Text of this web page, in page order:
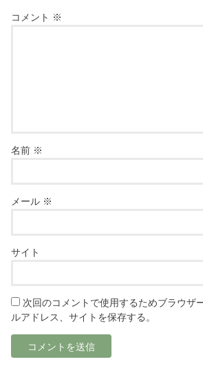
コメント ※
名前 ※
メール ※
サイト
次回のコメントで使用するためブラウザ
ルアドレス、サイトを保存する。